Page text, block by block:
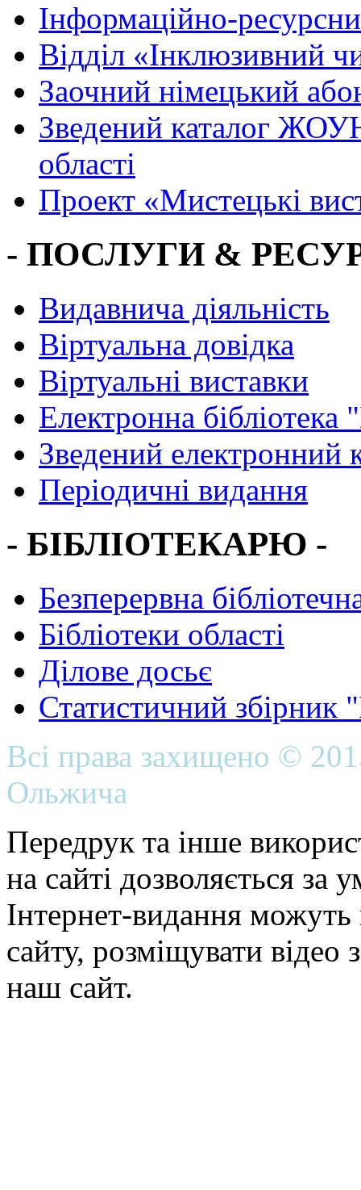
Інформаційно-
Вiддiл «Інклюзивний
Заочний німецький
Зведений каталог
області
Проект «Мистецькі
- ПОСЛУГИ &
Видавнича діяльність
Віртуальна довідка
Віртуальні виставки
Електронна
Зведений електронний
Періодичні видання
- БІБЛІОТЕКАРЮ -
Безперервна
Бібліотеки області
Ділове досьє
Статистичний
Всі права захищено ©
Ольжича
Передрук та інше
на сайті дозволяється
Інтернет-видання можуть
сайту, розміщувати відео
наш сайт.